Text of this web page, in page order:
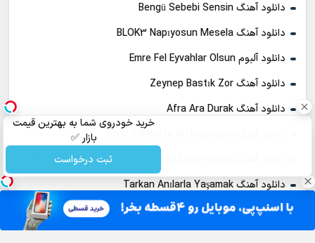
خرید خودروی شما به بهترین قیمت
بازار ✅
ثبت درخواست
دانلود آهنگ Bengü Sebebi Sensin
دانلود آهنگ BLOK3 Napıyosun Mesela
دانلود آلبوم Emre Fel Eyvahlar Olsun
دانلود آهنگ Zeynep Bastık Zor
دانلود آهنگ Afra Ara Durak
دانلود آهنگ Tarkan Anılarla Yaşamak
دانلود آهنگ Burak Bulut Herkes Gibi